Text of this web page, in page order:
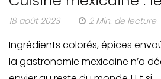
18 août 2023 2 Min. de lecture
Ingrédients colorés, épices
la gastronomie mexicaine n’a